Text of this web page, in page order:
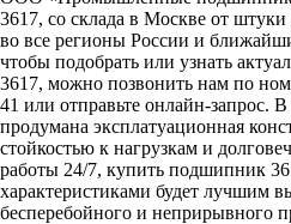
3617, со склада в Москве от штуки
во все регионы России и
чтобы подобрать или узнать
3617, можно позвонить нам по
41 или отправьте онлайн-запрос.
продумана эксплатуационная
стойкостью к нагрузкам и
работы 24/7, купить подшипник
характеристиками будет лучшим
бесперебойного и неприрывного